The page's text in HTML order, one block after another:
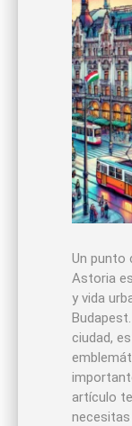
Un punto
Astoria
y vida
ciudad,
artículo